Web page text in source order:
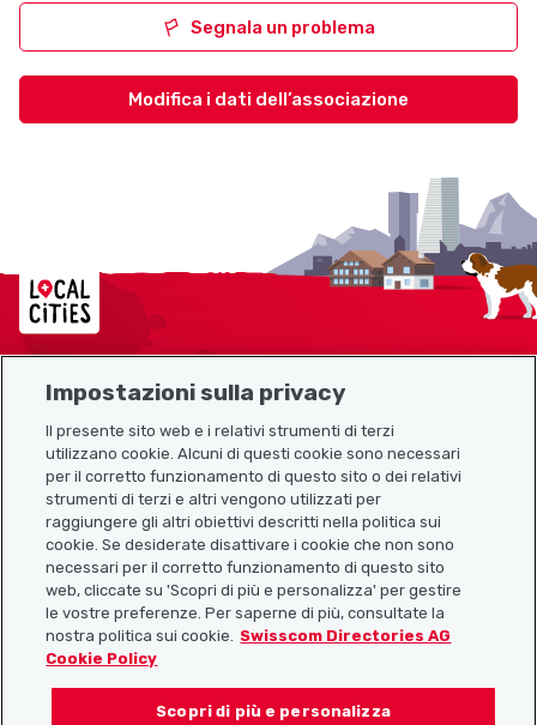
Segnala un problema
Modifica i dati dell’associazione
Localcities
Link utili
Scarica l’app Localcities
Seguiteci su:
Impostazioni sulla privacy
Il presente sito web e i relativi strumenti di terzi
utilizzano cookie. Alcuni di questi cookie sono necessari
per il corretto funzionamento di questo sito o dei relativi
strumenti di terzi e altri vengono utilizzati per
raggiungere gli altri obiettivi descritti nella politica sui
cookie. Se desiderate disattivare i cookie che non sono
necessari per il corretto funzionamento di questo sito
web, cliccate su 'Scopri di più e personalizza' per gestire
le vostre preferenze. Per saperne di più, consultate la
nostra politica sui cookie.
Swisscom Directories AG
Cookie Policy
Scopri di più e personalizza